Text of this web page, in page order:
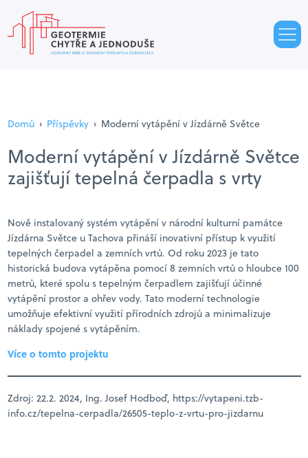
Domů › Příspěvky › Moderní vytápění v Jízdárně Světce
Moderní vytápění v Jízdárně Světce
zajišťují tepelná čerpadla s vrty
Nově instalovaný systém vytápění v národní kulturní památce
Jízdárna Světce u Tachova přináší inovativní přístup k využití
tepelných čerpadel a zemních vrtů. Od roku 2023 je tato
historická budova vytápěna pomocí 8 zemních vrtů o hloubce 100
metrů, které spolu s tepelným čerpadlem zajišťují účinné
vytápění prostor a ohřev vody. Tato moderní technologie
umožňuje efektivní využití přírodních zdrojů a minimalizuje
náklady spojené s vytápěním.
Více o tomto projektu
Zdroj: 22.2. 2024, Ing. Josef Hodboď, https://vytapeni.tzb-
info.cz/tepelna-cerpadla/26505-teplo-z-vrtu-pro-jizdarnu